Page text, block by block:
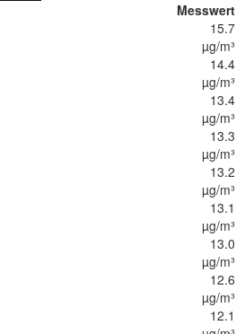
Messwert
15.7
µg/m³
14.4
µg/m³
13.4
µg/m³
13.3
µg/m³
13.2
µg/m³
13.1
µg/m³
13.0
µg/m³
12.6
µg/m³
12.1